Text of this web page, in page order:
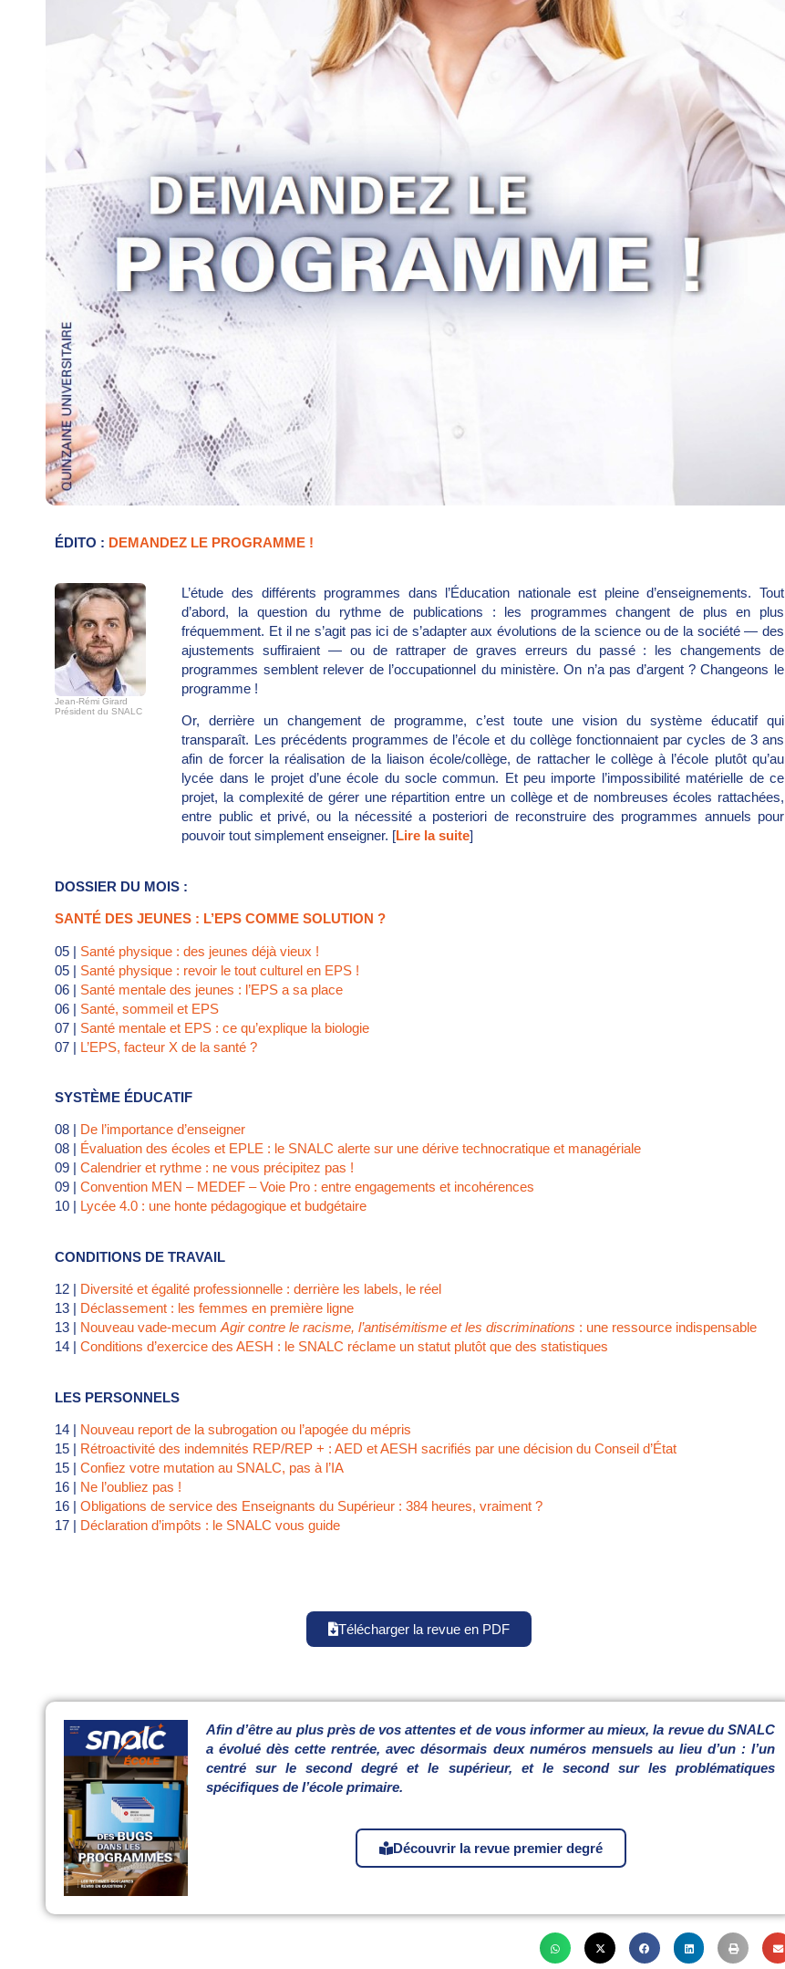
ÉDITO : DEMANDEZ LE PROGRAMME !
Jean-Rémi Girard
Président du SNALC
L’étude des différents programmes dans l’Éducation nationale est pleine d’enseignements. Tout
d’abord, la question du rythme de publications : les programmes changent de plus en plus
fréquemment. Et il ne s’agit pas ici de s’adapter aux évolutions de la science ou de la société — des
ajustements suffiraient — ou de rattraper de graves erreurs du passé : les changements de
programmes semblent relever de l’occupationnel du ministère. On n’a pas d’argent ? Changeons le
programme !
Or, derrière un changement de programme, c’est toute une vision du système éducatif qui
transparaît. Les précédents programmes de l’école et du collège fonctionnaient par cycles de 3 ans
afin de forcer la réalisation de la liaison école/collège, de rattacher le collège à l’école plutôt qu’au
lycée dans le projet d’une école du socle commun. Et peu importe l’impossibilité matérielle de ce
projet, la complexité de gérer une répartition entre un collège et de nombreuses écoles rattachées,
entre public et privé, ou la nécessité a posteriori de reconstruire des programmes annuels pour
pouvoir tout simplement enseigner. [Lire la suite]
DOSSIER DU MOIS :
SANTÉ DES JEUNES : L’EPS COMME SOLUTION ?
05 | Santé physique : des jeunes déjà vieux !
05 | Santé physique : revoir le tout culturel en EPS !
06 | Santé mentale des jeunes : l’EPS a sa place
06 | Santé, sommeil et EPS
07 | Santé mentale et EPS : ce qu’explique la biologie
07 | L’EPS, facteur X de la santé ?
SYSTÈME ÉDUCATIF
08 | De l’importance d’enseigner
08 | Évaluation des écoles et EPLE : le SNALC alerte sur une dérive technocratique et managériale
09 | Calendrier et rythme : ne vous précipitez pas !
09 | Convention MEN – MEDEF – Voie Pro : entre engagements et incohérences
10 | Lycée 4.0 : une honte pédagogique et budgétaire
CONDITIONS DE TRAVAIL
12 | Diversité et égalité professionnelle : derrière les labels, le réel
13 | Déclassement : les femmes en première ligne
13 | Nouveau vade-mecum Agir contre le racisme, l’antisémitisme et les discriminations : une ressource indispensable
14 | Conditions d’exercice des AESH : le SNALC réclame un statut plutôt que des statistiques
LES PERSONNELS
14 | Nouveau report de la subrogation ou l’apogée du mépris
15 | Rétroactivité des indemnités REP/REP + : AED et AESH sacrifiés par une décision du Conseil d’État
15 | Confiez votre mutation au SNALC, pas à l’IA
16 | Ne l’oubliez pas !
16 | Obligations de service des Enseignants du Supérieur : 384 heures, vraiment ?
17 | Déclaration d’impôts : le SNALC vous guide
Télécharger la revue en PDF
Afin d’être au plus près de vos attentes et de vous informer au mieux, la revue du SNALC
a évolué dès cette rentrée, avec désormais deux numéros mensuels au lieu d’un : l’un
centré sur le second degré et le supérieur, et le second sur les problématiques
spécifiques de l’école primaire.
Découvrir la revue premier degré